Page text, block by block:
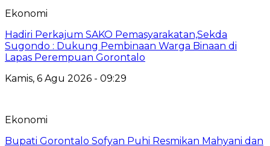
Ekonomi
Hadiri Perkajum SAKO Pemasyarakatan,Sekda
Sugondo : Dukung Pembinaan Warga Binaan di
Lapas Perempuan Gorontalo
Kamis, 6 Agu 2026 - 09:29
Ekonomi
Bupati Gorontalo Sofyan Puhi Resmikan Mahyani dan